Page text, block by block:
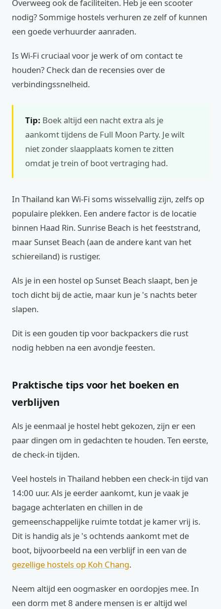
Overweeg ook de faciliteiten. Heb je een scooter
nodig? Sommige hostels verhuren ze zelf of kunnen
een goede verhuurder aanraden.
Is Wi-Fi cruciaal voor je werk of om contact te
houden? Check dan de recensies over de
verbindingssnelheid.
Tip: Boek altijd een nacht extra als je
aankomt tijdens de Full Moon Party. Je wilt
niet zonder slaapplaats komen te zitten
omdat je trein of boot vertraging had.
In Thailand kan Wi-Fi soms wisselvallig zijn, zelfs op
populaire plekken. Een andere factor is de locatie
binnen Haad Rin. Sunrise Beach is het feeststrand,
maar Sunset Beach (aan de andere kant van het
schiereiland) is rustiger.
Als je in een hostel op Sunset Beach slaapt, ben je
toch dicht bij de actie, maar kun je 's nachts beter
slapen.
Dit is een gouden tip voor backpackers die rust
nodig hebben na een avondje feesten.
Praktische tips voor het boeken en
verblijven
Als je eenmaal je hostel hebt gekozen, zijn er een
paar dingen om in gedachten te houden. Ten eerste,
de check-in tijden.
Veel hostels in Thailand hebben een check-in tijd van
14:00 uur. Als je eerder aankomt, kun je vaak je
bagage achterlaten en chillen in de
gemeenschappelijke ruimte totdat je kamer vrij is.
Dit is handig als je 's ochtends aankomt met de
boot, bijvoorbeeld na een verblijf in een van de
gezellige hostels op Koh Chang.
Neem altijd een oogmasker en oordopjes mee. In
een dorm met 8 andere mensen is er altijd wel